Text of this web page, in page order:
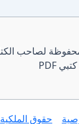
كتبي PDF
حقوق الملكية